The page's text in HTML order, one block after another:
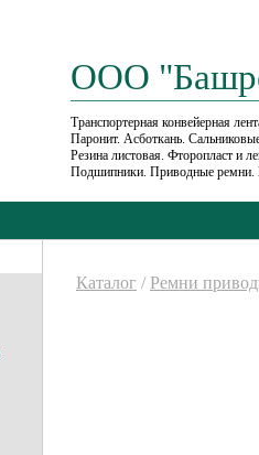
ООО
Транспортерная конвейерная
Паронит. Асботкань.
Резина листовая. Фторопласт и
Подшипники. Приводные ремни.
Каталог / Ремни